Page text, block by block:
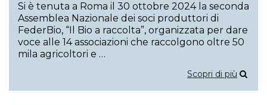
Si è tenuta a Roma il 30 ottobre 2024 la seconda
Assemblea Nazionale dei soci produttori di
FederBio, “Il Bio a raccolta”, organizzata per dare
voce alle 14 associazioni che raccolgono oltre 50
mila agricoltori e …
Scopri di più